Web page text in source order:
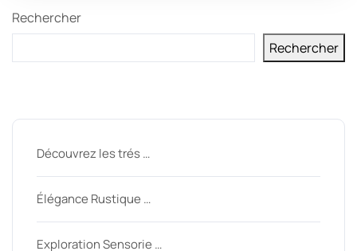
Rechercher
Rechercher
Découvrez les trés …
Élégance Rustique …
Exploration Sensorie …